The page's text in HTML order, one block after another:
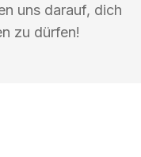
uns darauf, dich
zu dürfen!